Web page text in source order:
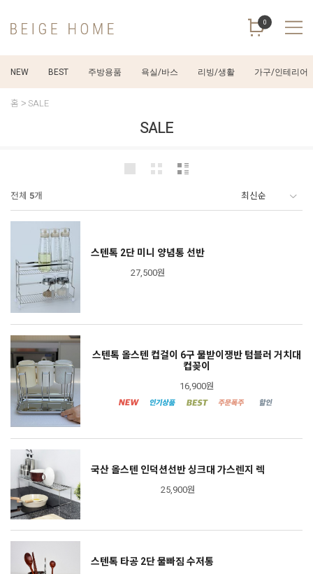
0
NEW BEST 주방용품 욕실/바스 리빙/생활 가구/인테리어
홈 SALE
SALE
전체 5개
스텐톡 2단 미니 양념통 선반
27,500원
스텐톡 올스텐 컵걸이 6구 물받이쟁반 텀블러 거치대
컵꽂이
16,900원
국산 올스텐 인덕션선반 싱크대 가스렌지 렉
25,900원
스텐톡 타공 2단 물빠짐 수저통